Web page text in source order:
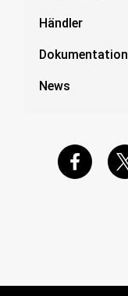
Händler
Dokumentation
News